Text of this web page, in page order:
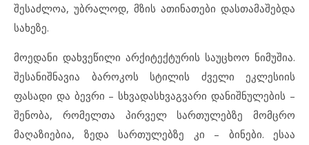
შესაძლოა, უბრალოდ, მზის ათინათები დასთამაშებდა
სახეზე.
მოედანი დახვეწილი არქიტექტურის საუცხოო ნიმუშია.
შესანიშნავია ბაროკოს სტილის ძველი ეკლესიის
ფასადი და ბევრი – სხვადასხვაგვარი დანიშნულების –
შენობა, რომელთა პირველ სართულებზე მომცრო
მაღაზიებია, ზედა სართულებზე კი – ბინები. ესაა